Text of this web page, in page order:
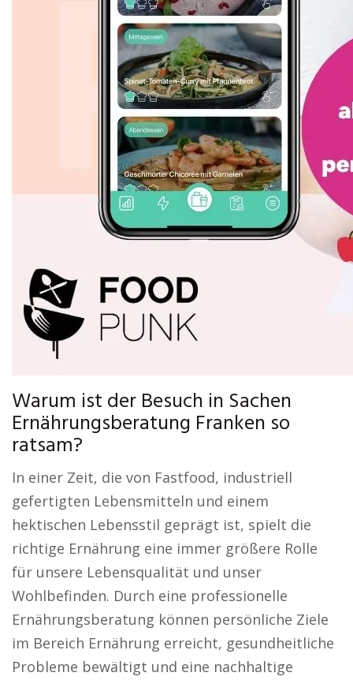
Warum ist der Besuch in Sachen
Ernährungsberatung Franken so
ratsam?
In einer Zeit, die von Fastfood, industriell
gefertigten Lebensmitteln und einem
hektischen Lebensstil geprägt ist, spielt die
richtige Ernährung eine immer größere Rolle
für unsere Lebensqualität und unser
Wohlbefinden. Durch eine professionelle
Ernährungsberatung können persönliche Ziele
im Bereich Ernährung erreicht, gesundheitliche
Probleme bewältigt und eine nachhaltige